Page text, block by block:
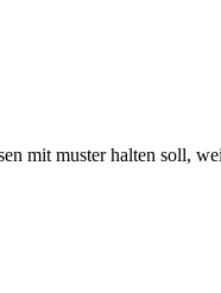
mit muster halten soll,